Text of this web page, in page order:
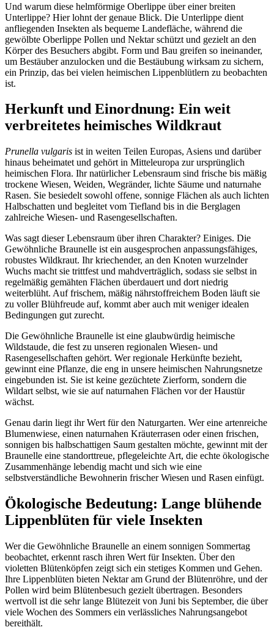
Und warum diese helmförmige Oberlippe über einer breiten
Unterlippe? Hier lohnt der genaue Blick. Die Unterlippe dient
anfliegenden Insekten als bequeme Landefläche, während die
gewölbte Oberlippe Pollen und Nektar schützt und gezielt an den
Körper des Besuchers abgibt. Form und Bau greifen so ineinander,
um Bestäuber anzulocken und die Bestäubung wirksam zu sichern,
ein Prinzip, das bei vielen heimischen Lippenblütlern zu beobachten
ist.
Herkunft und Einordnung: Ein weit
verbreitetes heimisches Wildkraut
Prunella vulgaris ist in weiten Teilen Europas, Asiens und darüber
hinaus beheimatet und gehört in Mitteleuropa zur ursprünglich
heimischen Flora. Ihr natürlicher Lebensraum sind frische bis mäßig
trockene Wiesen, Weiden, Wegränder, lichte Säume und naturnahe
Rasen. Sie besiedelt sowohl offene, sonnige Flächen als auch lichten
Halbschatten und begleitet vom Tiefland bis in die Berglagen
zahlreiche Wiesen- und Rasengesellschaften.
Was sagt dieser Lebensraum über ihren Charakter? Einiges. Die
Gewöhnliche Braunelle ist ein ausgesprochen anpassungsfähiges,
robustes Wildkraut. Ihr kriechender, an den Knoten wurzelnder
Wuchs macht sie trittfest und mahdverträglich, sodass sie selbst in
regelmäßig gemähten Flächen überdauert und dort niedrig
weiterblüht. Auf frischem, mäßig nährstoffreichem Boden läuft sie
zu voller Blühfreude auf, kommt aber auch mit weniger idealen
Bedingungen gut zurecht.
Die Gewöhnliche Braunelle ist eine glaubwürdig heimische
Wildstaude, die fest zu unseren regionalen Wiesen- und
Rasengesellschaften gehört. Wer regionale Herkünfte bezieht,
gewinnt eine Pflanze, die eng in unsere heimischen Nahrungsnetze
eingebunden ist. Sie ist keine gezüchtete Zierform, sondern die
Wildart selbst, wie sie auf naturnahen Flächen vor der Haustür
wächst.
Genau darin liegt ihr Wert für den Naturgarten. Wer eine artenreiche
Blumenwiese, einen naturnahen Kräuterrasen oder einen frischen,
sonnigen bis halbschattigen Saum gestalten möchte, gewinnt mit der
Braunelle eine standorttreue, pflegeleichte Art, die echte ökologische
Zusammenhänge lebendig macht und sich wie eine
selbstverständliche Bewohnerin frischer Wiesen und Rasen einfügt.
Ökologische Bedeutung: Lange blühende
Lippenblüten für viele Insekten
Wer die Gewöhnliche Braunelle an einem sonnigen Sommertag
beobachtet, erkennt rasch ihren Wert für Insekten. Über den
violetten Blütenköpfen zeigt sich ein stetiges Kommen und Gehen.
Ihre Lippenblüten bieten Nektar am Grund der Blütenröhre, und der
Pollen wird beim Blütenbesuch gezielt übertragen. Besonders
wertvoll ist die sehr lange Blütezeit von Juni bis September, die über
viele Wochen des Sommers ein verlässliches Nahrungsangebot
bereithält.